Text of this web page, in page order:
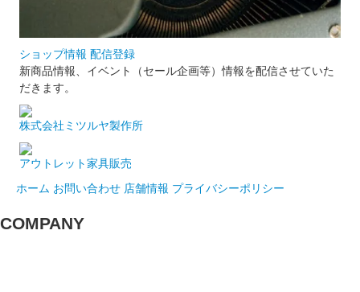
ショップ情報 配信登録
新商品情報、イベント（セール企画等）情報を配信させていた
だきます。
株式会社ミツルヤ製作所
アウトレット家具販売
ホーム お問い合わせ 店舗情報 プライバシーポリシー
COMPANY